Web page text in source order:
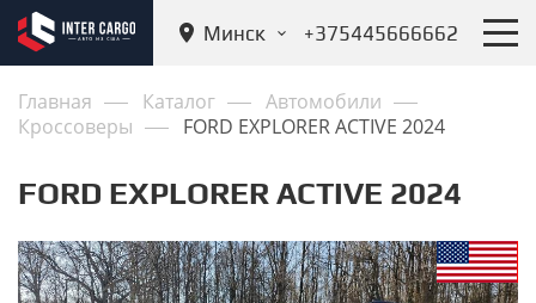
Минск +375445666662
Главная Каталог
Автомобили
Кроссоверы
FORD EXPLORER ACTIVE 2024
FORD EXPLORER ACTIVE 2024